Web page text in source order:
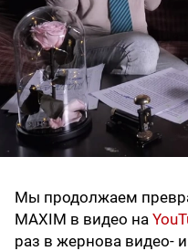
Мы продолжаем
MAXIM в видео на
раз в жернова видео-